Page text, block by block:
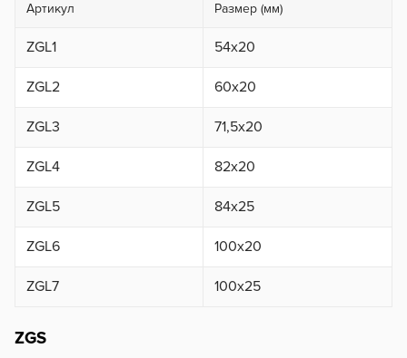
Артикул Размер (мм)
ZGL1 54х20
ZGL2 60х20
ZGL3 71,5х20
ZGL4 82х20
ZGL5 84х25
ZGL6 100х20
ZGL7 100х25
ZGS